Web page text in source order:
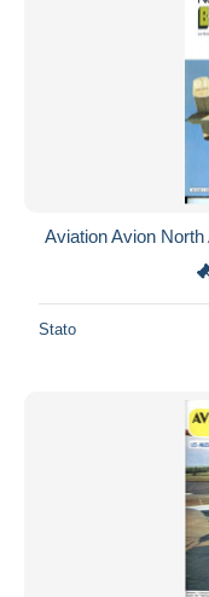
Aviation Avion
Stato